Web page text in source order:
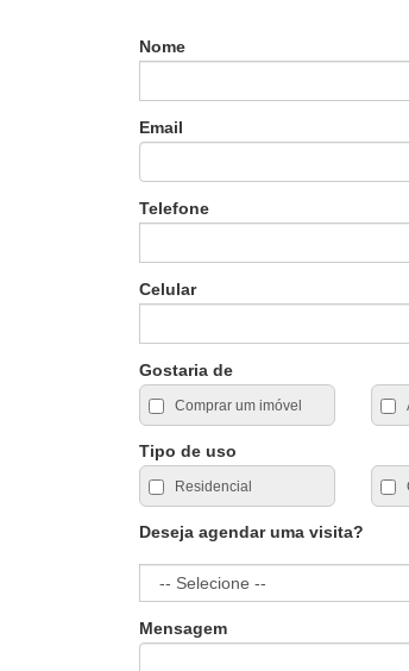
Nome
Email
Telefone
Celular
Gostaria de
Comprar um imóvel
Tipo de uso
Residencial
Deseja agendar uma visita?
Mensagem